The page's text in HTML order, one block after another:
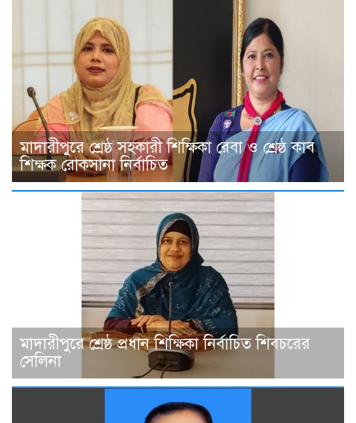
মাদারীপুরে শ্রেষ্ঠ সহকারী শিক্ষিকা রেবা ও শ্রেষ্ঠ কাব
শিক্ষক রোকসানা নির্বাচিত
মাদারীপুরে শ্রেষ্ঠ প্রধান শিক্ষিকা নির্বাচিত শিবচরের
সেলিনা